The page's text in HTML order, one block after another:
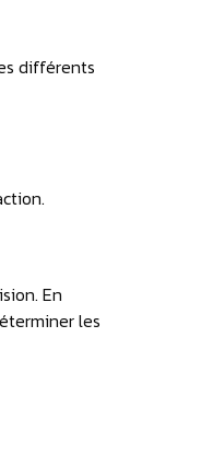
différents
En
les